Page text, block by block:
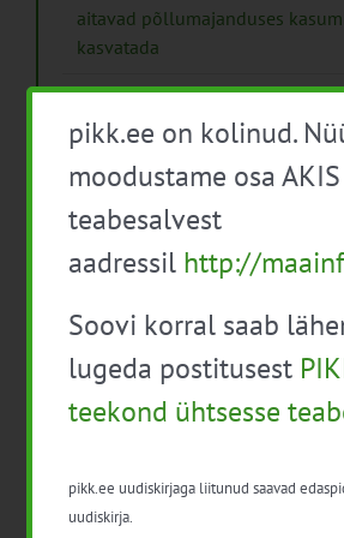
aitavad põllumajanduses
kasvatada
Kips, kiud või struktuurlubi –
uus juhend mulla parandamisest
Käsiraamat „Erksad
eestvedajatele
ESEE 2025 esitas pilgu “hea
taimekaitsetöödel
pikk.ee on kolinud.
moodustame osa AKIS
teabesalvest
aadressil http://
Soovi korral saab
lugeda postitusest
teekond ühtsesse
pikk.ee uudiskirjaga liitunud saavad
uudiskirja.